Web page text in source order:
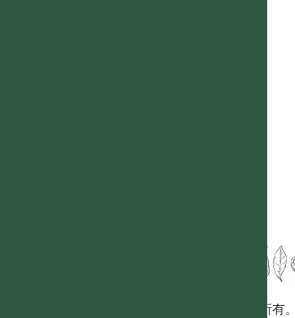
國立台灣大學生態學與演化生物學研究所 版權所有。